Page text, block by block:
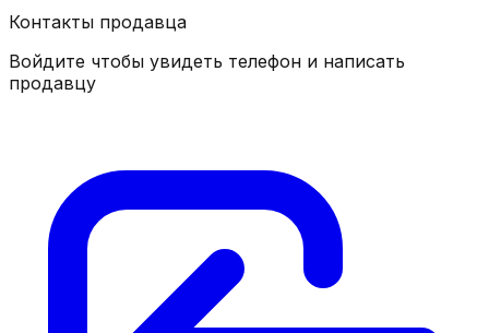
Контакты продавца
Войдите чтобы увидеть телефон и написать
продавцу